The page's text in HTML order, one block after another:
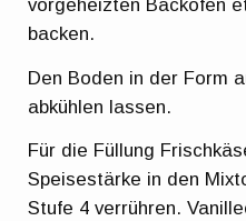
vorgeheizten Backofen
backen.
Den Boden in der Form
abkühlen lassen.
Für die Füllung
Speisestärke in den
Stufe 4 verrühren.